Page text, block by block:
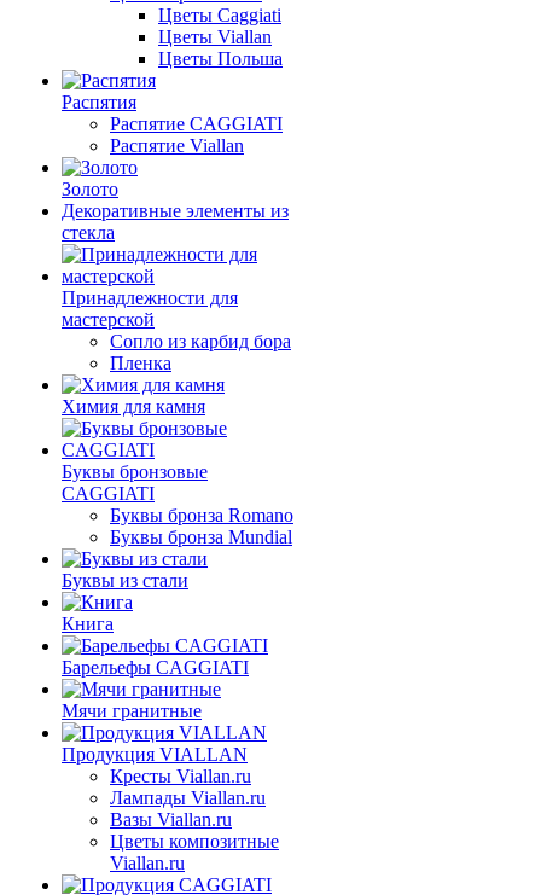
Цветы Caggiati
Цветы Viallan
Цветы Польша
Распятия
Распятие CAGGIATI
Распятие Viallan
Золото
Декоративные элементы из
стекла
Принадлежности для
мастерской
Сопло из карбид бора
Пленка
Химия для камня
Буквы бронзовые
CAGGIATI
Буквы бронза Romano
Буквы бронза Mundial
Буквы из стали
Книга
Барельефы CAGGIATI
Мячи гранитные
Продукция VIALLAN
Кресты Viallan.ru
Лампады Viallan.ru
Вазы Viallan.ru
Цветы композитные
Viallan.ru